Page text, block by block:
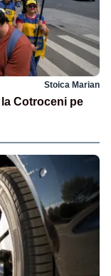
Stoica Marian
Cotroceni pe